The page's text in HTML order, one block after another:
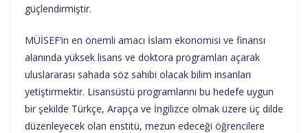
güçlendirmiştir.
MÜİSEF’in en önemli amacı İslam ekonomisi ve finansı
alanında yüksek lisans ve doktora programları açarak
uluslararası sahada söz sahibi olacak bilim insanları
yetiştirmektir. Lisansüstü programlarını bu hedefe uygun
bir şekilde Türkçe, Arapça ve İngilizce olmak üzere üç dilde
düzenleyecek olan enstitü, mezun edeceği öğrencilere